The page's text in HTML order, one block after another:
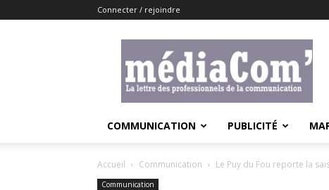
Connecter / rejoindre
COMMUNICATION PUBLICITÉ
Accueil Communication Le Puy du Fou reporte la
Communication